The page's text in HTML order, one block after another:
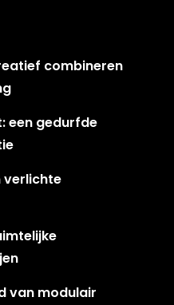
combineren
een gedurfde
verlichte
van modulair